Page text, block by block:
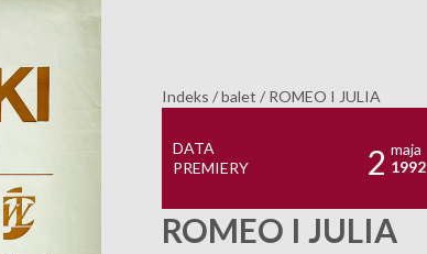
Indeks /balet / ROMEO I JULIA
DATA
PREMIERY
2 maja
1992
ROMEO I JULIA